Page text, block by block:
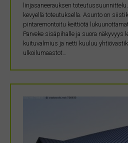
linjasaneerauksen
kevyellä toteutuksella. Asunto on
pintaremontoitu keittiötä
Parveke sisäpihalle ja suora näkyvyys
kuituvalmius ja netti kuuluu
ulkoilumaastot…